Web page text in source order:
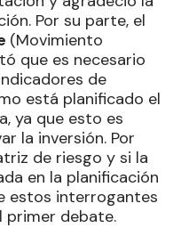
Por su parte, el
(Movimiento
que es necesario
de
está planificado el
ya que esto es
la inversión. Por
de riesgo y si la
en la planificación
estos interrogantes
primer debate.